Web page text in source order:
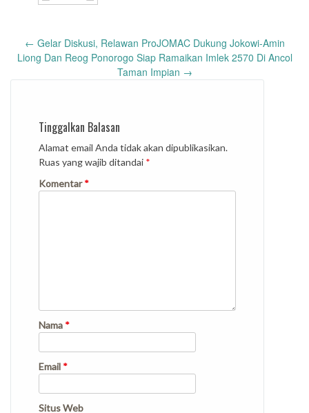
Post
navigation
← Gelar Diskusi, Relawan ProJOMAC Dukung Jokowi-Amin
Liong Dan Reog Ponorogo Siap Ramaikan Imlek 2570 Di Ancol
Taman Impian →
Tinggalkan Balasan
Alamat email Anda tidak akan dipublikasikan.
Ruas yang wajib ditandai *
Komentar*
Nama *
Email *
Situs Web